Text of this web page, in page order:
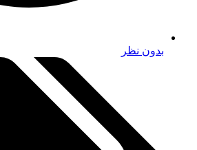
بدون نظر